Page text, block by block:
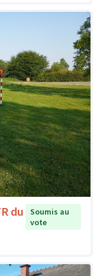
du
Soumis au
vote